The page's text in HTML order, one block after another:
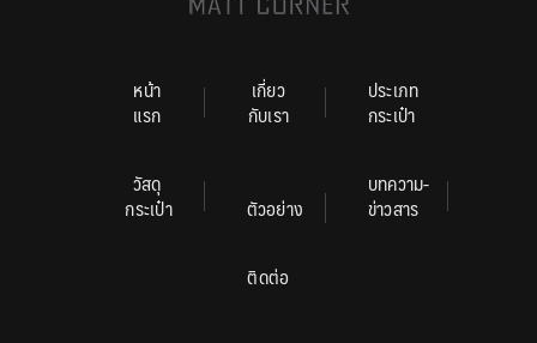
หน้า
แรก
เกี่ยว
กับเรา
ประเภท
กระเป๋า
วัสดุ
กระเป๋า ตัวอย่าง
บทความ-
ข่าวสาร
ติดต่อ